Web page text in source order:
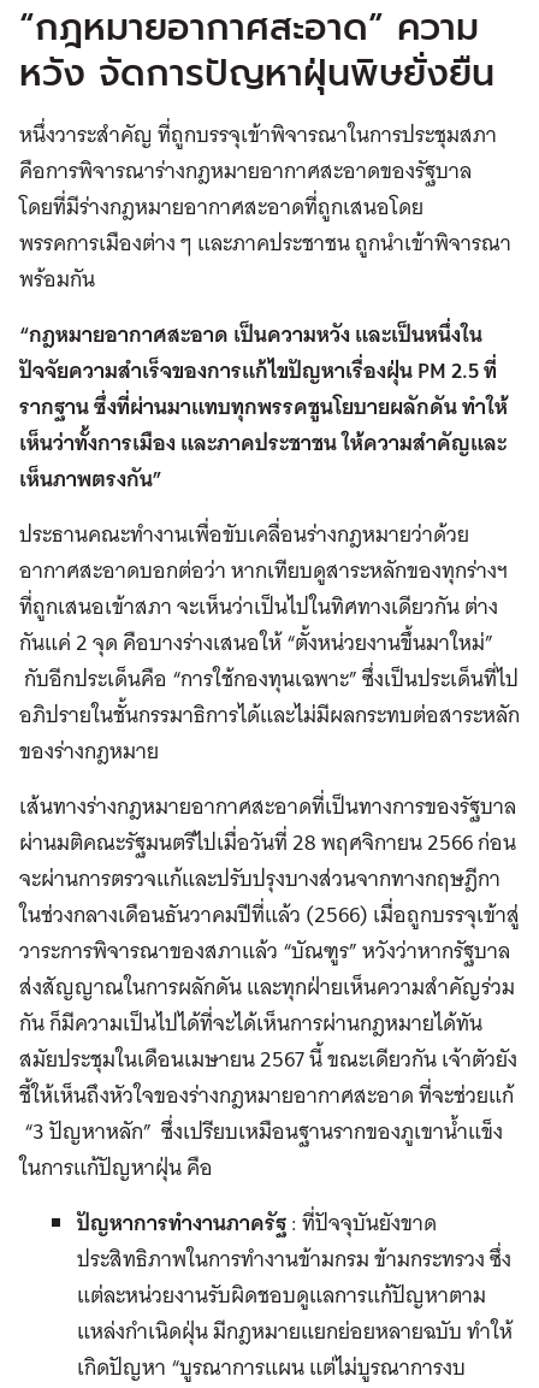
“กฎหมายอากาศสะอาด” ความ
หวัง จัดการปัญหาฝุ่นพิษยั่งยืน
หนึ่งวาระสำคัญ ที่ถูกบรรจุเข้าพิจารณาในการประชุมสภา
คือการพิจารณาร่างกฎหมายอากาศสะอาดของรัฐบาล
โดยที่มีร่างกฎหมายอากาศสะอาดที่ถูกเสนอโดย
พรรคการเมืองต่าง ๆ และภาคประชาชน ถูกนำเข้าพิจารณา
พร้อมกัน
“กฎหมายอากาศสะอาด เป็นความหวัง และเป็นหนึ่งใน
ปัจจัยความสำเร็จของการแก้ไขปัญหาเรื่องฝุ่น PM 2.5 ที่
รากฐาน ซึ่งที่ผ่านมาแทบทุกพรรคชูนโยบายผลักดัน ทำให้
เห็นว่าทั้งการเมือง และภาคประชาชน ให้ความสำคัญและ
เห็นภาพตรงกัน”
ประธานคณะทำงานเพื่อขับเคลื่อนร่างกฎหมายว่าด้วย
อากาศสะอาดบอกต่อว่า หากเทียบดูสาระหลักของทุกร่างฯ
ที่ถูกเสนอเข้าสภา จะเห็นว่าเป็นไปในทิศทางเดียวกัน ต่าง
กันแค่ 2 จุด คือบางร่างเสนอให้ “ตั้งหน่วยงานขึ้นมาใหม่”
กับอีกประเด็นคือ “การใช้กองทุนเฉพาะ” ซึ่งเป็นประเด็นที่ไป
อภิปรายในชั้นกรรมาธิการได้และไม่มีผลกระทบต่อสาระหลัก
ของร่างกฎหมาย
เส้นทางร่างกฎหมายอากาศสะอาดที่เป็นทางการของรัฐบาล
ผ่านมติคณะรัฐมนตรีไปเมื่อวันที่ 28 พฤศจิกายน 2566 ก่อน
จะผ่านการตรวจแก้และปรับปรุงบางส่วนจากทางกฤษฎีกา
ในช่วงกลางเดือนธันวาคมปีที่แล้ว (2566) เมื่อถูกบรรจุเข้าสู่
วาระการพิจารณาของสภาแล้ว “บัณฑูร” หวังว่าหากรัฐบาล
ส่งสัญญาณในการผลักดัน และทุกฝ่ายเห็นความสำคัญร่วม
กัน ก็มีความเป็นไปได้ที่จะได้เห็นการผ่านกฎหมายได้ทัน
สมัยประชุมในเดือนเมษายน 2567 นี้ ขณะเดียวกัน เจ้าตัวยัง
ชี้ให้เห็นถึงหัวใจของร่างกฎหมายอากาศสะอาด ที่จะช่วยแก้
“3 ปัญหาหลัก” ซึ่งเปรียบเหมือนฐานรากของภูเขาน้ำแข็ง
ในการแก้ปัญหาฝุ่น คือ
ปัญหาการทำงานภาครัฐ: ที่ปัจจุบันยังขาด
ประสิทธิภาพในการทำงานข้ามกรม ข้ามกระทรวง ซึ่ง
แต่ละหน่วยงานรับผิดชอบดูแลการแก้ปัญหาตาม
แหล่งกำเนิดฝุ่น มีกฎหมายแยกย่อยหลายฉบับ ทำให้
เกิดปัญหา “บูรณาการแผน แต่ไม่บูรณาการงบ